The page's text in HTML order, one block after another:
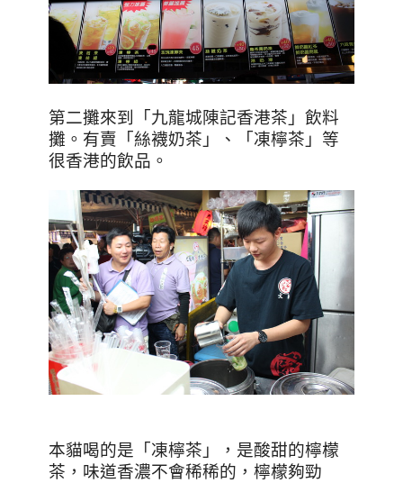
第二攤來到「九龍城陳記香港茶」飲料
攤。有賣「絲襪奶茶」、「凍檸茶」等
很香港的飲品。
本貓喝的是「凍檸茶」，是酸甜的檸檬
茶，味道香濃不會稀稀的，檸檬夠勁